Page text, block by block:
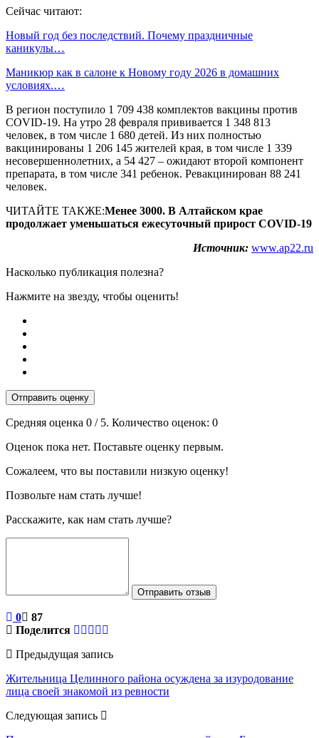
Сейчас читают:
Новый год без последствий. Почему праздничные
каникулы…
Маникюр как в салоне к Новому году 2026 в домашних
условиях.…
В регион поступило 1 709 438 комплектов вакцины против
COVID-19. На утро 28 февраля прививается 1 348 813
человек, в том числе 1 680 детей. Из них полностью
вакцинированы 1 206 145 жителей края, в том числе 1 339
несовершеннолетних, а 54 427 – ожидают второй компонент
препарата, в том числе 341 ребенок. Ревакцинирован 88 241
человек.
ЧИТАЙТЕ ТАКЖЕ:Менее 3000. В Алтайском крае
продолжает уменьшаться ежесуточный прирост COVID-19
Источник: www.ap22.ru
Насколько публикация полезна?
Нажмите на звезду, чтобы оценить!
Отправить оценку
Средняя оценка 0 / 5. Количество оценок: 0
Оценок пока нет. Поставьте оценку первым.
Сожалеем, что вы поставили низкую оценку!
Позвольте нам стать лучше!
Расскажите, как нам стать лучше?
Отправить отзыв
0
87
Поделится
Предыдущая запись
Жительница Целинного района осуждена за изуродование
лица своей знакомой из ревности
Следующая запись